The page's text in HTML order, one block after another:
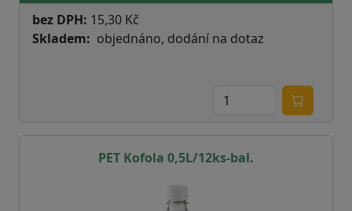
bez DPH: 15,30 Kč
Skladem
objednáno, dodání na dotaz
PET Kofola 0,5L/12ks-bal.